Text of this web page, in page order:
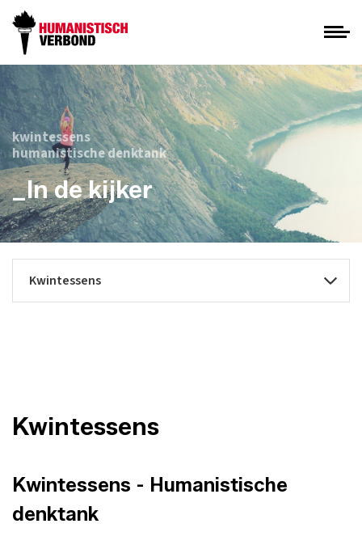
kwintessens
humanistische denktank
_In de kijker
Kwintessens
Kwintessens - Humanistische
denktank